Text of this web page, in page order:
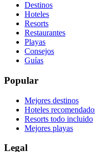
Destinos
Hoteles
Resorts
Restaurantes
Playas
Consejos
Guías
Popular
Mejores destinos
Hoteles
Resorts todo incluido
Mejores playas
Legal